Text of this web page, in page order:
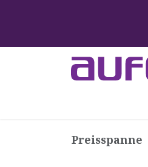
Preisspanne